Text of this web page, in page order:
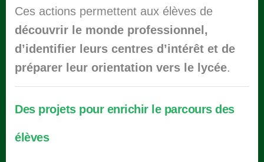
Ces actions permettent aux élèves de
découvrir le monde professionnel,
d’identifier leurs centres d’intérêt et de
préparer leur orientation vers le lycée.
Des projets pour enrichir le parcours des
élèves